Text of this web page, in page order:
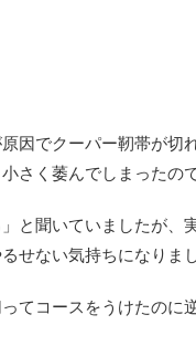
因でクーパー靭帯が切
さく萎んでしまったの
と聞いていましたが、
せない気持ちになりまし
てコースをうけたのに